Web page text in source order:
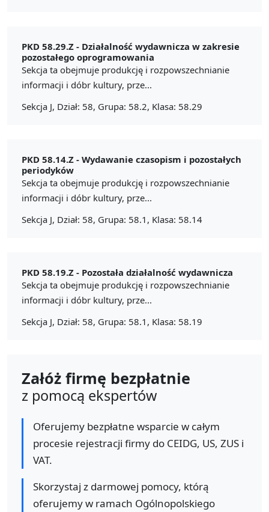
PKD 58.29.Z - Działalność wydawnicza w zakresie
pozostałego oprogramowania
Sekcja ta obejmuje produkcję i rozpowszechnianie
informacji i dóbr kultury, prze...
Sekcja J, Dział: 58, Grupa: 58.2, Klasa: 58.29
PKD 58.14.Z - Wydawanie czasopism i pozostałych
periodyków
Sekcja ta obejmuje produkcję i rozpowszechnianie
informacji i dóbr kultury, prze...
Sekcja J, Dział: 58, Grupa: 58.1, Klasa: 58.14
PKD 58.19.Z - Pozostała działalność wydawnicza
Sekcja ta obejmuje produkcję i rozpowszechnianie
informacji i dóbr kultury, prze...
Sekcja J, Dział: 58, Grupa: 58.1, Klasa: 58.19
Załóż firmę bezpłatnie
z pomocą ekspertów
Oferujemy bezpłatne wsparcie w całym
procesie rejestracji firmy do CEIDG, US, ZUS i
VAT.
Skorzystaj z darmowej pomocy, którą
oferujemy w ramach Ogólnopolskiego